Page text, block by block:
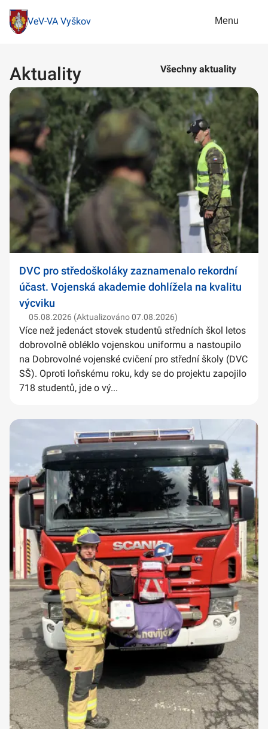
VeV-VA Vyškov Menu
Aktuality Všechny aktuality
DVC pro středoškoláky zaznamenalo rekordní
účast. Vojenská akademie dohlížela na kvalitu
výcviku
05.08.2026 (Aktualizováno 07.08.2026)
Více než jedenáct stovek studentů středních škol letos
dobrovolně obléklo vojenskou uniformu a nastoupilo
na Dobrovolné vojenské cvičení pro střední školy (DVC
SŠ). Oproti loňskému roku, kdy se do projektu zapojilo
718 studentů, jde o vý...